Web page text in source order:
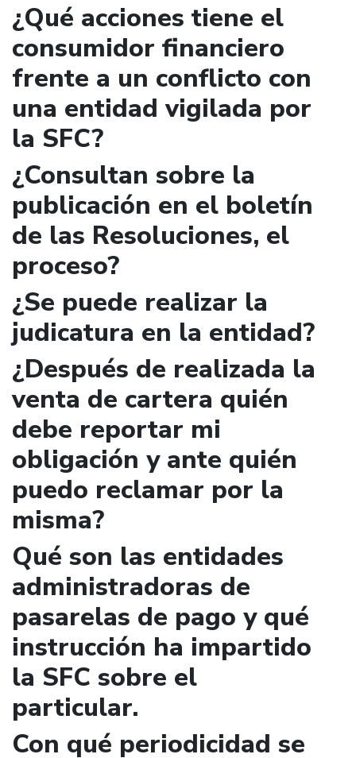
¿Qué acciones tiene el
consumidor financiero
frente a un conflicto con
una entidad vigilada por
la SFC?
¿Consultan sobre la
publicación en el boletín
de las Resoluciones, el
proceso?
¿Se puede realizar la
judicatura en la entidad?
¿Después de realizada la
venta de cartera quién
debe reportar mi
obligación y ante quién
puedo reclamar por la
misma?
Qué son las entidades
administradoras de
pasarelas de pago y qué
instrucción ha impartido
la SFC sobre el
particular.
Con qué periodicidad se